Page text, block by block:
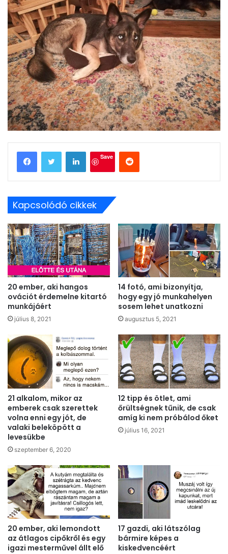
LinkedIn
Save
Reddit
Kapcsolódó cikkek
20 ember, aki hangos
ovációt érdemelne kitartó
munkájáért
július 8, 2021
14 fotó, ami bizonyítja,
hogy egy jó munkahelyen
sosem lehet unatkozni
augusztus 5, 2021
21 alkalom, mikor az
emberek csak szerettek
volna enni egy jót, de
valaki beleköpött a
levesükbe
szeptember 6, 2020
12 tipp és ötlet, ami
őrültségnek tűnik, de csak
amíg ki nem próbálod őket
július 16, 2021
20 ember, aki lemondott
az átlagos cipőkről és egy
igazi mesterművel állt elő
17 gazdi, aki látszólag
bármire képes a
kiskedvencéért